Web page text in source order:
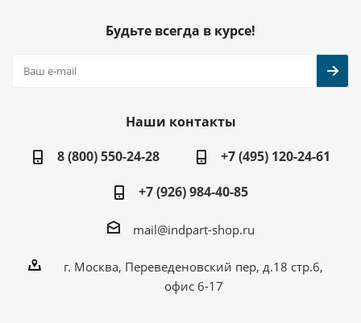
Будьте всегда в курсе!
Наши контакты
8 (800) 550-24-28
+7 (495) 120-24-61
+7 (926) 984-40-85
mail@indpart-shop.ru
г. Москва, Переведеновский пер, д.18 стр.6,
офис 6-17